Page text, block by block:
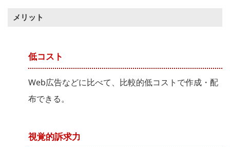
メリット
低コスト
Web広告などに比べて、比較的低コストで作成・配
布できる。
視覚的訴求力